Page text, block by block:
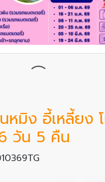
หมิง อี้เหลี้ยง
วัน 5 คืน